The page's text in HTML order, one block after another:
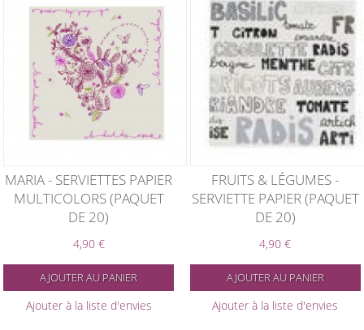
MARIA - SERVIETTES PAPIER
MULTICOLORS (PAQUET
DE 20)
4,90 €
AJOUTER AU PANIER
Ajouter à la liste d'envies
FRUITS & LÉGUMES -
SERVIETTE PAPIER (PAQUET
DE 20)
4,90 €
AJOUTER AU PANIER
Ajouter à la liste d'envies